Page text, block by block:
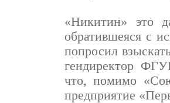
«Никитин» это
обратившеяся с
попросил
гендиректор
что, помимо
предприятие